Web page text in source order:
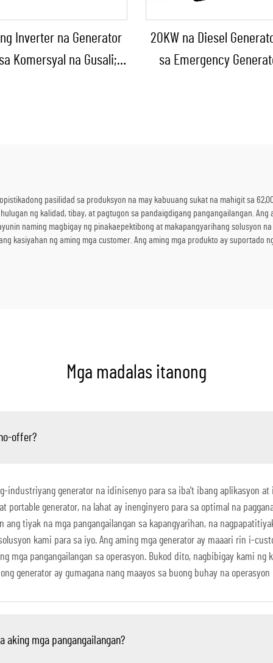
Inverter na Generator
Komersyal na Gusali;
20KW na Diesel
sa Emergency
pasilidad sa produksyon na may kabuuang sukat na mahigit sa
ng kalidad, tibay, at pagtugon sa pandaigdigang pangangailangan. Ang
naming magbigay ng pinakaepektibong at makapangyarihang solusyon
kasiyahan ng aming mga customer. Ang aming mga produkto ay suportado
Mga madalas itanong
offer?
industriyang generator na idinisenyo para sa iba't ibang aplikasyon
portable generator, na lahat ay inenginyero para sa optimal na
tiyak na mga pangangailangan sa kapangyarihan, na
kami para sa iyo. Ang aming mga generator ay maaari rin i-
mga pangangailangan sa operasyon. Bukod dito, nagbibigay kami
generator ay gumagana nang maayos sa buong buhay na operasyon
aking mga pangangailangan?